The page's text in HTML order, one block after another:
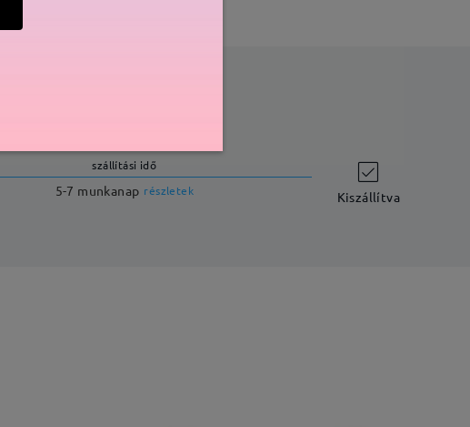
szállítási idő
5-7 munkanap részletek Kiszállítva